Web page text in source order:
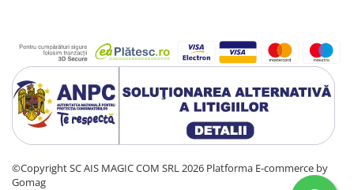
©Copyright SC AIS MAGIC COM SRL 2026 Platforma E-commerce by
Gomag